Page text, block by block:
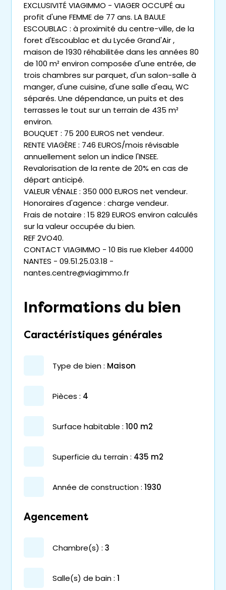
EXCLUSIVITÉ VIAGIMMO - VIAGER OCCUPÉ au
profit d'une FEMME de 77 ans. LA BAULE
ESCOUBLAC : à proximité du centre-ville, de la
foret d'Escoublac et du Lycée Grand'Air ,
maison de 1930 réhabilitée dans les années 80
de 100 m² environ composée d'une entrée, de
trois chambres sur parquet, d'un salon-salle à
manger, d'une cuisine, d'une salle d'eau, WC
séparés. Une dépendance, un puits et des
terrasses le tout sur un terrain de 435 m²
environ.
BOUQUET : 75 200 EUROS net vendeur.
RENTE VIAGÈRE : 746 EUROS/mois révisable
annuellement selon un indice l'INSEE.
Revalorisation de la rente de 20% en cas de
départ anticipé.
VALEUR VÉNALE : 350 000 EUROS net vendeur.
Honoraires d'agence : charge vendeur.
Frais de notaire : 15 829 EUROS environ calculés
sur la valeur occupée du bien.
REF 2VO40.
CONTACT VIAGIMMO - 10 Bis rue Kleber 44000
NANTES - 09.51.25.03.18 -
nantes.centre@viagimmo.fr
Informations du bien
Caractéristiques générales
type de bien : maison
pièces : 4
surface habitable : 100 m2
superficie du terrain : 435 m2
année de construction : 1930
Agencement
chambre(s) : 3
salle(s) de bain : 1